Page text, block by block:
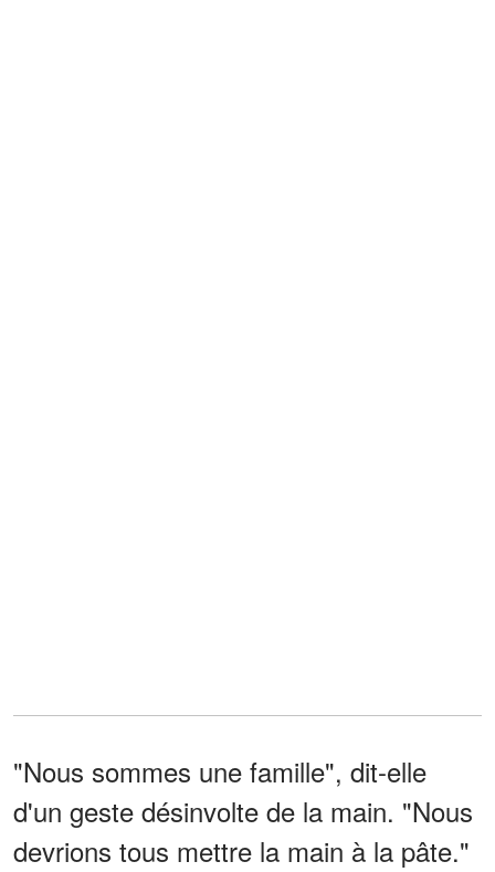
"Nous sommes une famille", dit-elle
d'un geste désinvolte de la main. "Nous
devrions tous mettre la main à la pâte."